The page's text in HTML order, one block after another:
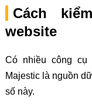
Cách
website
Có nhiều công cụ
Majestic là nguồn
số này.